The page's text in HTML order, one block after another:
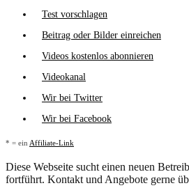
Test vorschlagen
Beitrag oder Bilder einreichen
Videos kostenlos abonnieren
Videokanal
Wir bei Twitter
Wir bei Facebook
* = ein Affiliate-Link
Diese Webseite sucht einen neuen
fortführt. Kontakt und Angebote gerne